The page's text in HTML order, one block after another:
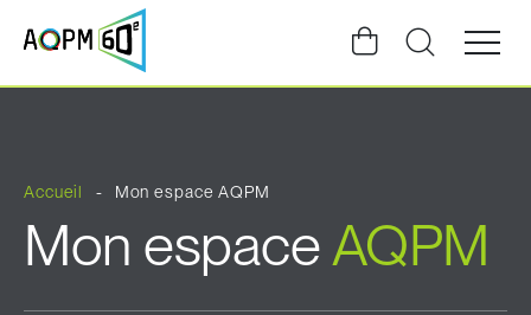
Ouvrir
la
du
Accueil Mon espace AQPM
Mon espaceAQPM